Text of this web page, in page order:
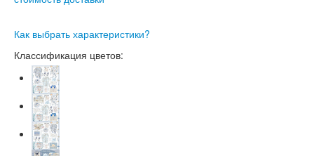
Как выбрать характеристики?
Классификация цветов: